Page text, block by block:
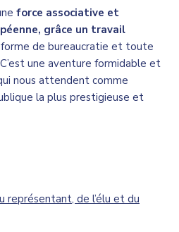
force associative et
grâce un travail
de bureaucratie et toute
une aventure formidable et
nous attendent comme
la plus prestigieuse et
représentant, de l’élu et du